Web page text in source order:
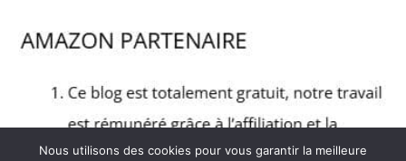
Nous utilisons des cookies pour vous garantir la meilleure